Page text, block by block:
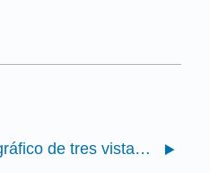
Práctico 2: Hacer un boceto ortográfico de tres vistas, totalmente dimensionado de un objeto simple